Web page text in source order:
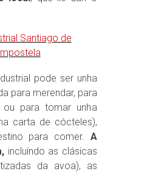
pode ser unha
para merendar, para
para tomar unha
carta de cócteles),
para comer. A
incluíndo as clásicas
da avoa), as